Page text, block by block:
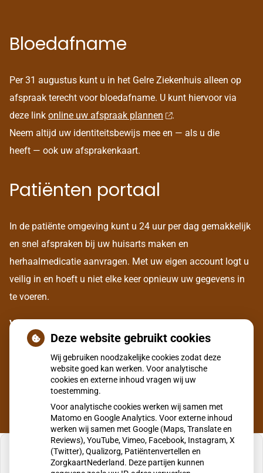
Bloedafname
Per 31 augustus kunt u in het Gelre Ziekenhuis alleen op
afspraak terecht voor bloedafname. U kunt hiervoor via
deze link online uw afspraak plannen
.
Neem altijd uw identiteitsbewijs mee en — als u die
heeft — ook uw afsprakenkaart.
Patiënten portaal
In de patiënte omgeving kunt u 24 uur per dag gemakkelijk
en snel afspraken bij uw huisarts maken en
herhaalmedicatie aanvragen. Met uw eigen account logt u
veilig in en hoeft u niet elke keer opnieuw uw gegevens in
te voeren.
Voor het aanmaken van een eigen account, dient u zich
eerst eenmalig te legitimeren bij onze assistente aan de
Deze website gebruikt cookies
Wij gebruiken noodzakelijke cookies zodat deze
website goed kan werken. Voor analytische
cookies en externe inhoud vragen wij uw
toestemming.
Voor analytische cookies werken wij samen met
Matomo en Google Analytics. Voor externe inhoud
werken wij samen met Google (Maps, Translate en
Reviews), YouTube, Vimeo, Facebook, Instagram, X
(Twitter), Qualizorg, Patiëntenvertellen en
ZorgkaartNederland. Deze partijen kunnen